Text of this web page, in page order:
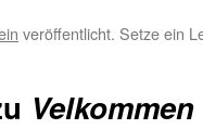
veröffentlicht. Setze ein
Velkommen